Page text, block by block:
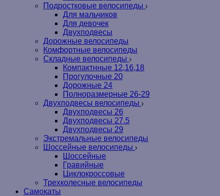
Подростковые велосипеды
Для мальчиков
Для девочек
Двухподвесы
Дорожные велосипеды
Комфортные велосипеды
Складные велосипеды
Компактнные 12,16,18
Прогулочные 20
Дорожные 24
Полноразмерные 26-29
Двухподвесы велосипеды
Двухподвесы 26
Двухподвесы 27.5
Двухподвесы 29
Экстремальные велосипеды
Шоссейные велосипеды
Шоссейные
Гравийные
Циклокроссовые
Трехколесные велосипеды
Самокаты